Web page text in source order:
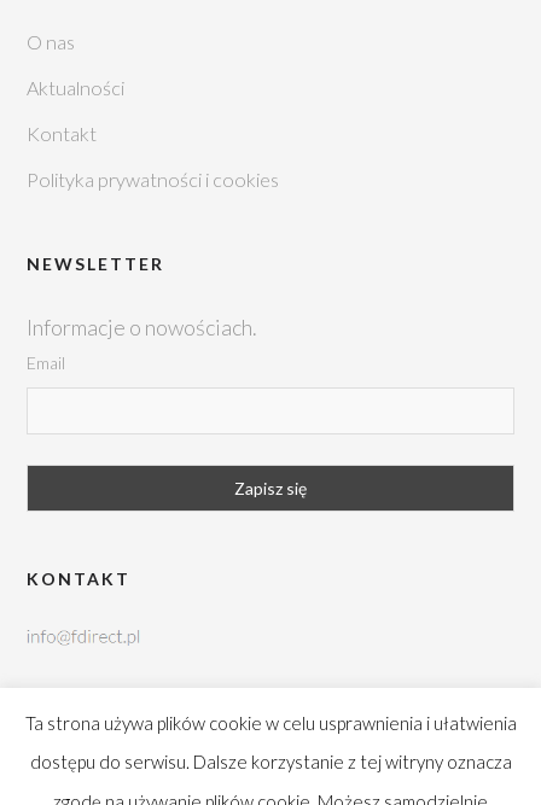
O nas
Aktualności
Kontakt
Polityka prywatności i cookies
NEWSLETTER
Informacje o nowościach.
Email
KONTAKT
Ta strona używa plików cookie w celu usprawnienia i ułatwienia
dostępu do serwisu. Dalsze korzystanie z tej witryny oznacza